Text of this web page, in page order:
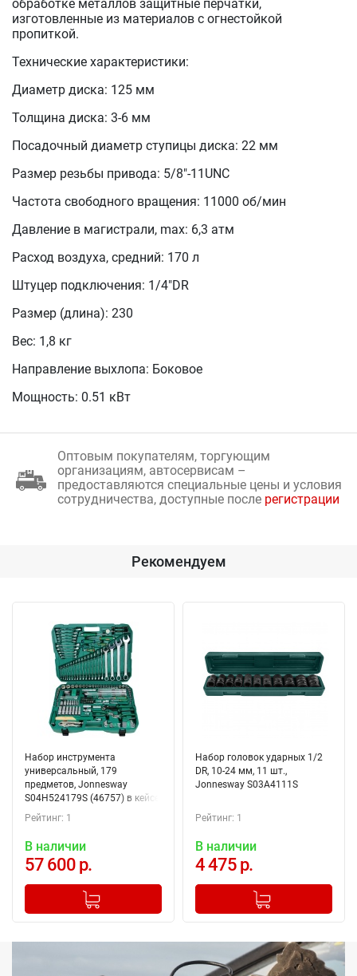
обработке металлов защитные перчатки,
изготовленные из материалов с огнестойкой
пропиткой.
Технические характеристики:
Диаметр диска: 125 мм
Толщина диска: 3-6 мм
Посадочный диаметр ступицы диска: 22 мм
Размер резьбы привода: 5/8"-11UNC
Частота свободного вращения: 11000 об/мин
Давление в магистрали, max: 6,3 атм
Расход воздуха, средний: 170 л
Штуцер подключения: 1/4"DR
Размер (длина): 230
Вес: 1,8 кг
Направление выхлопа: Боковое
Мощность: 0.51 кВт
Оптовым покупателям, торгующим
организациям, автосервисам –
предоставляются специальные цены и условия
сотрудничества, доступные после регистрации
Рекомендуем
Набор инструмента
универсальный, 179
предметов, Jonnesway
S04H524179S (46757) в кейсе
Рейтинг: 1
В наличии
57 600 р.
+
Добавлено в корзину
Набор головок ударных 1/2
DR, 10-24 мм, 11 шт.,
Jonnesway S03A4111S
Рейтинг: 1
В наличии
4 475 р.
+
Добавлено в корзину